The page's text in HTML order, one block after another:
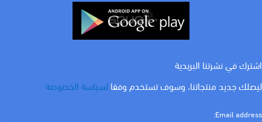
اشترك في نشرتنا البريدية
ليصلك جديد منتجاتنا، وسوف تستخدم وفقا لسياسة الخصوصة
Email address: